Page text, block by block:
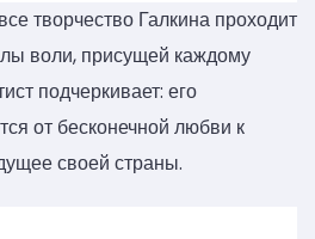
творчество Галкина проходит
воли, присущей каждому
подчеркивает: его
от бесконечной любви к
своей страны.